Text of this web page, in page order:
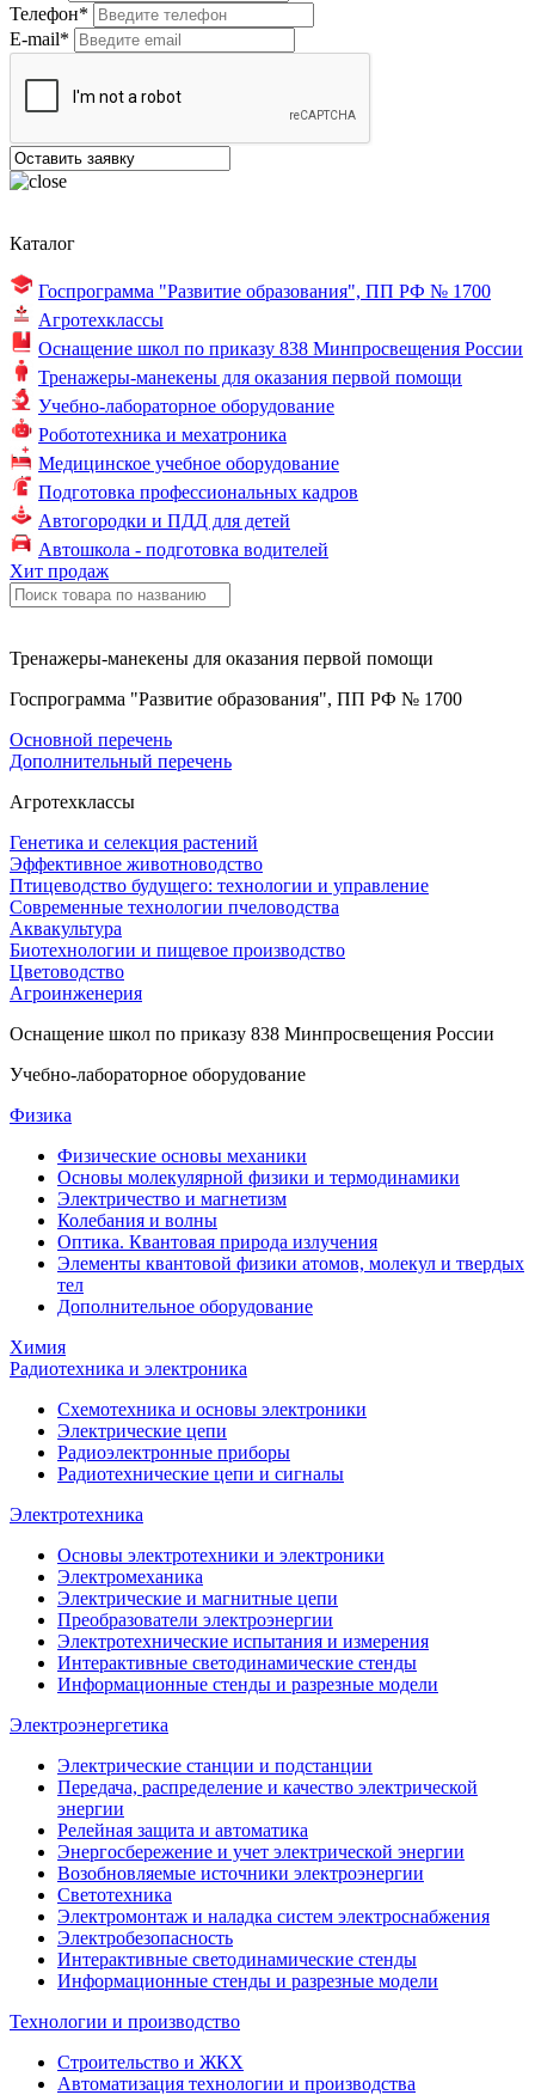
Телефон*
E-mail*
Каталог
Госпрограмма "Развитие образования", ПП РФ № 1700
Агротехклассы
Оснащение школ по приказу 838 Минпросвещения России
Тренажеры-манекены для оказания первой помощи
Учебно-лабораторное оборудование
Робототехника и мехатроника
Медицинское учебное оборудование
Подготовка профессиональных кадров
Автогородки и ПДД для детей
Автошкола - подготовка водителей
Хит продаж
Тренажеры-манекены для оказания первой помощи
Госпрограмма "Развитие образования", ПП РФ № 1700
Основной перечень
Дополнительный перечень
Агротехклассы
Генетика и селекция растений
Эффективное животноводство
Птицеводство будущего: технологии и управление
Современные технологии пчеловодства
Аквакультура
Биотехнологии и пищевое производство
Цветоводство
Агроинженерия
Оснащение школ по приказу 838 Минпросвещения России
Учебно-лабораторное оборудование
Физика
Физические основы механики
Основы молекулярной физики и термодинамики
Электричество и магнетизм
Колебания и волны
Оптика. Квантовая природа излучения
Элементы квантовой физики атомов, молекул и твердых
тел
Дополнительное оборудование
Химия
Радиотехника и электроника
Схемотехника и основы электроники
Электрические цепи
Радиоэлектронные приборы
Радиотехнические цепи и сигналы
Электротехника
Основы электротехники и электроники
Электромеханика
Электрические и магнитные цепи
Преобразователи электроэнергии
Электротехнические испытания и измерения
Интерактивные светодинамические стенды
Информационные стенды и разрезные модели
Электроэнергетика
Электрические станции и подстанции
Передача, распределение и качество электрической
энергии
Релейная защита и автоматика
Энергосбережение и учет электрической энергии
Возобновляемые источники электроэнергии
Светотехника
Электромонтаж и наладка систем электроснабжения
Электробезопасность
Интерактивные светодинамические стенды
Информационные стенды и разрезные модели
Технологии и производство
Строительство и ЖКХ
Автоматизация технологии и производства